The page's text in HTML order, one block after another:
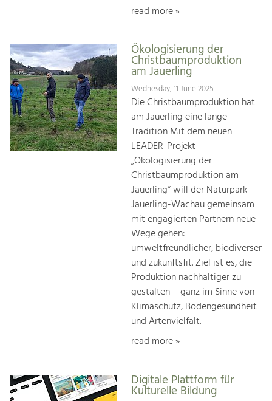
read more »
Ökologisierung der
Christbaumproduktion
am Jauerling
Wednesday, 11 June 2025
Die Christbaumproduktion hat
am Jauerling eine lange
Tradition Mit dem neuen
LEADER-Projekt
„Ökologisierung der
Christbaumproduktion am
Jauerling“ will der Naturpark
Jauerling-Wachau gemeinsam
mit engagierten Partnern neue
Wege gehen:
umweltfreundlicher, biodiverser
und zukunftsfit. Ziel ist es, die
Produktion nachhaltiger zu
gestalten – ganz im Sinne von
Klimaschutz, Bodengesundheit
und Artenvielfalt.
read more »
Digitale Plattform für
Kulturelle Bildung